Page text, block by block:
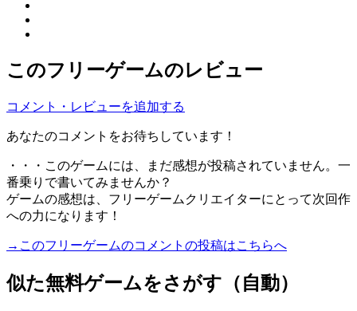
このフリーゲームのレビュー
コメント・レビューを追加する
あなたのコメントをお待ちしています！
・・・このゲームには、まだ感想が投稿されていません。一
番乗りで書いてみませんか？
ゲームの感想は、フリーゲームクリエイターにとって次回作
への力になります！
→このフリーゲームのコメントの投稿はこちらへ
似た無料ゲームをさがす（自動）